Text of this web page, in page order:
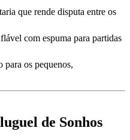
que rende disputa entre os
com espuma para partidas
os pequenos,
de Sonhos